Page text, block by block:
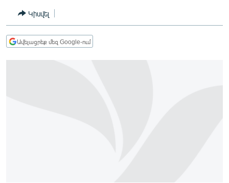
ՊԱՏԵՐԱԶՄԻ 6 ՇԱԲԱԹՆԵՐԸ
ՏԱՐԱԾԱՇՐՋԱՆ
Կիսվել
Ավելացրեք մեզ Google-ում